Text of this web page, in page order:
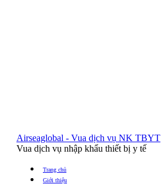
Airseaglobal - Vua dịch vụ NK TBYT
Vua dịch vụ nhập khẩu thiết bị y tế
Trang chủ
Giới thiệu